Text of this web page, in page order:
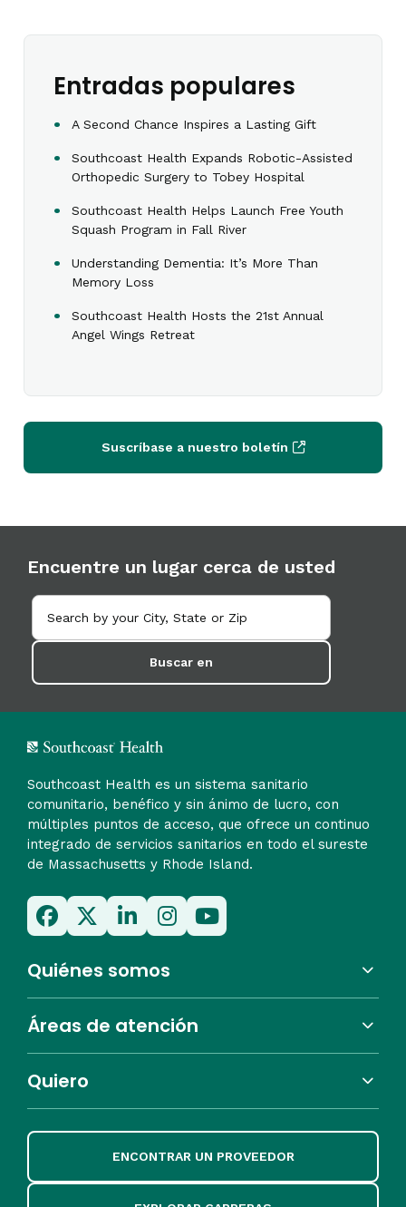
Entradas populares
A Second Chance Inspires a Lasting Gift
Southcoast Health Expands Robotic-Assisted
Orthopedic Surgery to Tobey Hospital
Southcoast Health Helps Launch Free Youth
Squash Program in Fall River
Understanding Dementia: It’s More Than
Memory Loss
Southcoast Health Hosts the 21st Annual
Angel Wings Retreat
Suscríbase a nuestro boletín
Encuentre un lugar cerca de usted
Buscar en
Southcoast Health es un sistema sanitario
comunitario, benéfico y sin ánimo de lucro, con
múltiples puntos de acceso, que ofrece un continuo
integrado de servicios sanitarios en todo el sureste
de Massachusetts y Rhode Island.
Quiénes somos
Áreas de atención
Quiero
ENCONTRAR UN PROVEEDOR